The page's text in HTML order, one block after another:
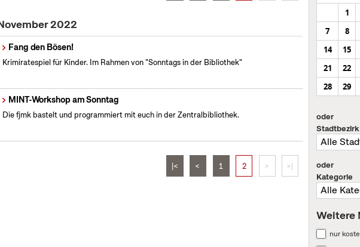
2022
Fang den Bösen!
Krimiratespiel für Kinder. Im Rahmen von "Sonntags in der Bibliothek"
MINT-Workshop am Sonntag
Die fjmk bastelt und programmiert mit euch in der Zentralbibliothek.
|< < 1 2 > >|
1
7
8
14
15
21
22
28
29
oder
Stadtbezirk
oder
Kategorie
Weitere
nur